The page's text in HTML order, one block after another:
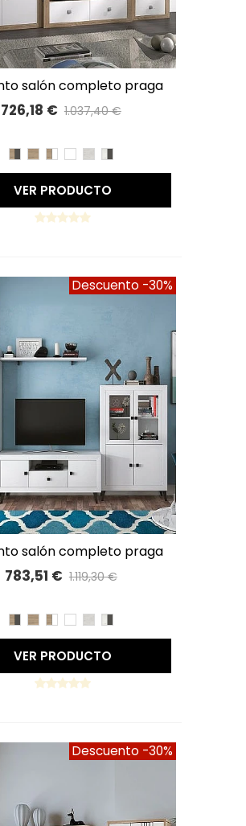
A LISTA DE DESEOS
280cm 60
726,18 € 1.037,40 €
CAMBRIAN/PIZARRA
CAMBRIAN
CAMBRIAN/BLANCO
BLANCO
TIBETTIBET/PIZARRA
VER PRODUCTO
Descuento -30%
A LISTA DE DESEOS
327cm 73
783,51 € 1.119,30 €
CAMBRIAN/PIZARRA
CAMBRIAN
CAMBRIAN/BLANCO
BLANCO
TIBETTIBET/PIZARRA
VER PRODUCTO
Descuento -30%